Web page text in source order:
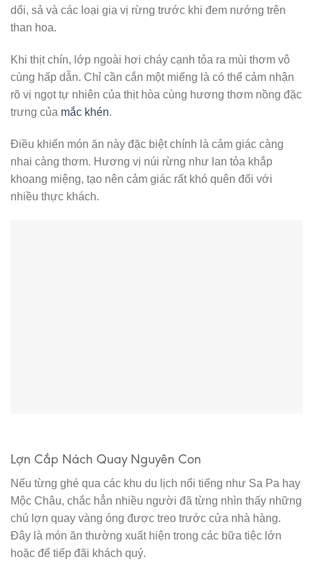
dổi, sả và các loại gia vị rừng trước khi đem nướng trên
than hoa.
Khi thịt chín, lớp ngoài hơi cháy cạnh tỏa ra mùi thơm vô
cùng hấp dẫn. Chỉ cần cắn một miếng là có thể cảm nhận
rõ vị ngọt tự nhiên của thịt hòa cùng hương thơm nồng đặc
trưng của mắc khén.
Điều khiến món ăn này đặc biệt chính là cảm giác càng
nhai càng thơm. Hương vị núi rừng như lan tỏa khắp
khoang miệng, tạo nên cảm giác rất khó quên đối với
nhiều thực khách.
Lợn Cắp Nách Quay Nguyên Con
Nếu từng ghé qua các khu du lịch nổi tiếng như Sa Pa hay
Mộc Châu, chắc hẳn nhiều người đã từng nhìn thấy những
chú lợn quay vàng óng được treo trước cửa nhà hàng.
Đây là món ăn thường xuất hiện trong các bữa tiệc lớn
hoặc để tiếp đãi khách quý.